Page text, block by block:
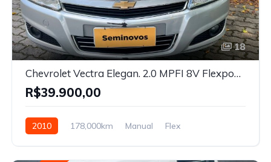
18
Chevrolet Vectra Elegan. 2.0 MPFI 8V Flexpower MEC 2010
R$39.900,00
2010 178,000km Manual Flex